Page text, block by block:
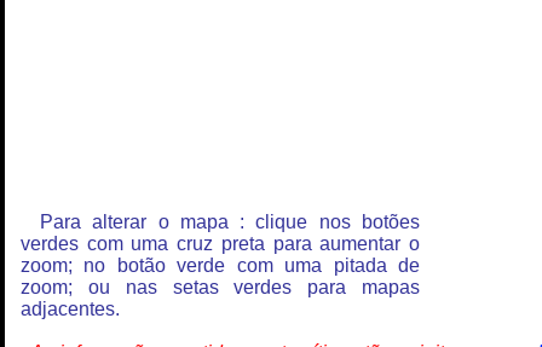
Para alterar o mapa : clique nos botões
verdes com uma cruz preta para aumentar o
zoom; no botão verde com uma pitada de
zoom; ou nas setas verdes para mapas
adjacentes.